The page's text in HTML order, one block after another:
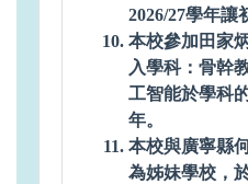
2026/27學年讓
本校參加田家
入學科：骨幹
工智能於學科
年。
本校與廣寧縣
為姊妹學校，